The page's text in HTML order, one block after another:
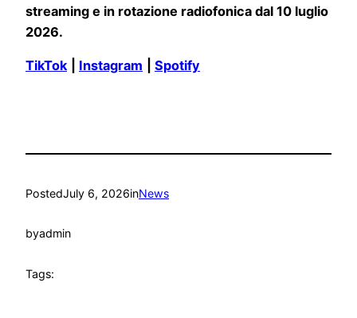
streaming e in rotazione radiofonica dal 10 luglio
2026.
TikTok Instagram Spotify
PostedJuly 6, 2026inNews
byadmin
Tags: